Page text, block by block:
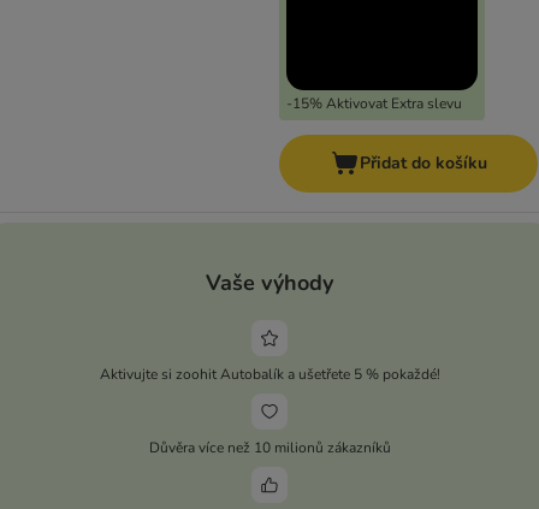
-15% Aktivovat Extra slevu
Přidat do košíku
Vaše výhody
Aktivujte si zoohit Autobalík a ušetřete 5 % pokaždé!
Důvěra více než 10 milionů zákazníků